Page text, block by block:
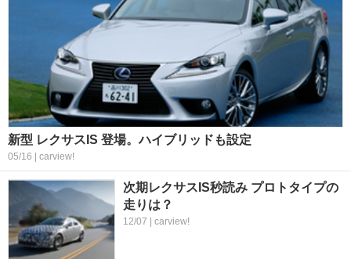
新型 レクサスIS 登場。ハイブリッドも設定
05/16 | carview!
次期レクサスIS秒読み プロトタイプの
走りは？
12/07 | carview!